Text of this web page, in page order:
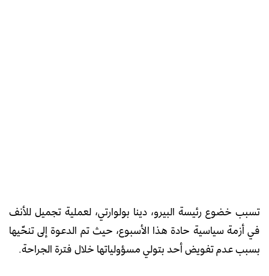
تسبب خضوع رئيسة البيرو، دينا بولوارتي، لعملية تجميل للأنف
في أزمة سياسية حادة هذا الأسبوع، حيث تم الدعوة إلى تنحّيها
بسبب عدم تفويض أحد بتولي مسؤولياتها خلال فترة الجراحة.